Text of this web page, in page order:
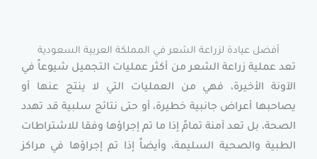
لزراعة الشعر في المملكة العربية السعودية
الشعر من أكثر عمليات التجميل شيوعاً في
فهي من العمليات التي لا ينتج عنها أو
جانبية خطيرة، أو حتى نتائج سلبية قد تهدد
آمنة تمامً إذا ما تم إجراؤها وفقا للاشتراطات
السليمة، وأيضاً إذا تم إجراؤها في مراكز